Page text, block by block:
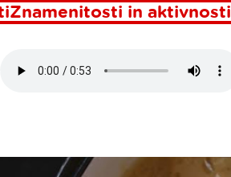
Znamenitosti in aktivnosti